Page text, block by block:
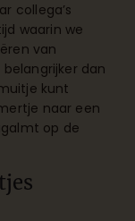
collega’s
waarin we
van
dan
kunt
naar een
op de